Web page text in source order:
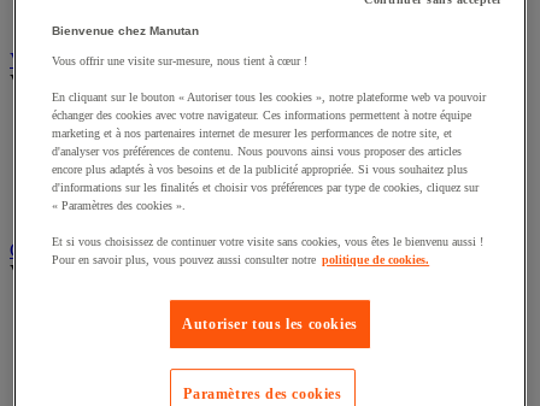
Vestiaire
Voir toute la catégorie
Accessoires pour vestiaire
Vestiaire consigne et multimédia
Vestiaire utilisation spécifique
Vestiaire monocase
Vestiaire multicases
Cabine et cloison d'atelier
Voir toute la catégorie
Cabine de peinture
Accessoires pour cloison et cabine
Bienvenue chez Manutan
Vous offrir une visite sur-mesure, nous tient à cœur !
En cliquant sur le bouton « Autoriser tous les cookies », notre plateforme web va pouvoir
échanger des cookies avec votre navigateur. Ces informations permettent à notre équipe
marketing et à nos partenaires internet de mesurer les performances de notre site, et
d'analyser vos préférences de contenu. Nous pouvons ainsi vous proposer des articles
encore plus adaptés à vos besoins et de la publicité appropriée. Si vous souhaitez plus
d'informations sur les finalités et choisir vos préférences par type de cookies, cliquez sur
« Paramètres des cookies ».
Et si vous choisissez de continuer votre visite sans cookies, vous êtes le bienvenu aussi !
Pour en savoir plus, vous pouvez aussi consulter notre politique de cookies.
Autoriser tous les cookies
Paramètres des cookies